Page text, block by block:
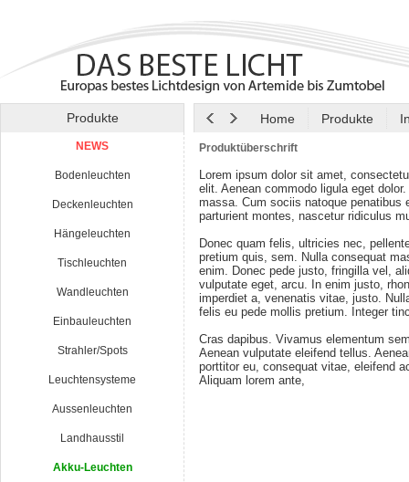
Produkte Home Produkte
NEWS
Bodenleuchten
Deckenleuchten
Hängeleuchten
Tischleuchten
Wandleuchten
Einbauleuchten
Strahler/Spots
Leuchtensysteme
Aussenleuchten
Landhausstil
Akku-Leuchten
Produktüberschrift
Lorem ipsum dolor sit amet,
elit. Aenean commodo ligula eget dolor.
massa. Cum sociis natoque penatibus
parturient montes, nascetur ridiculus
Donec quam felis, ultricies nec,
pretium quis, sem. Nulla consequat
enim. Donec pede justo, fringilla vel,
vulputate eget, arcu. In enim justo,
imperdiet a, venenatis vitae, justo.
felis eu pede mollis pretium. Integer
Cras dapibus. Vivamus elementum
Aenean vulputate eleifend tellus.
porttitor eu, consequat vitae, eleifend
Aliquam lorem ante,